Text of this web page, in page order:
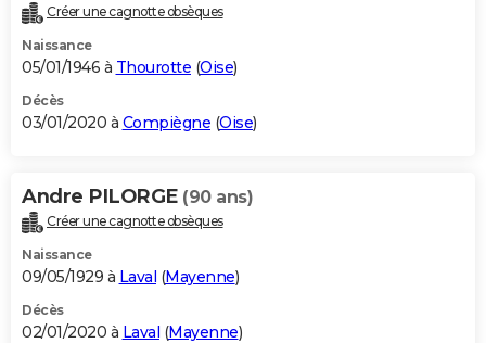
Créer une cagnotte obsèques
Naissance
05/01/1946 à Thourotte (Oise)
Décès
03/01/2020 à Compiègne (Oise)
Andre PILORGE (90 ans)
Créer une cagnotte obsèques
Naissance
09/05/1929 à Laval (Mayenne)
Décès
02/01/2020 à Laval (Mayenne)